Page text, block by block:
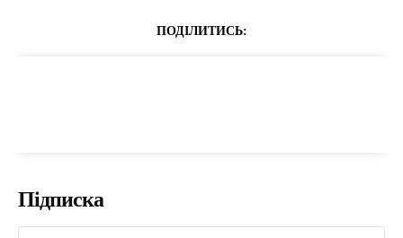
ПОДІЛИТИСЬ:
Підписка